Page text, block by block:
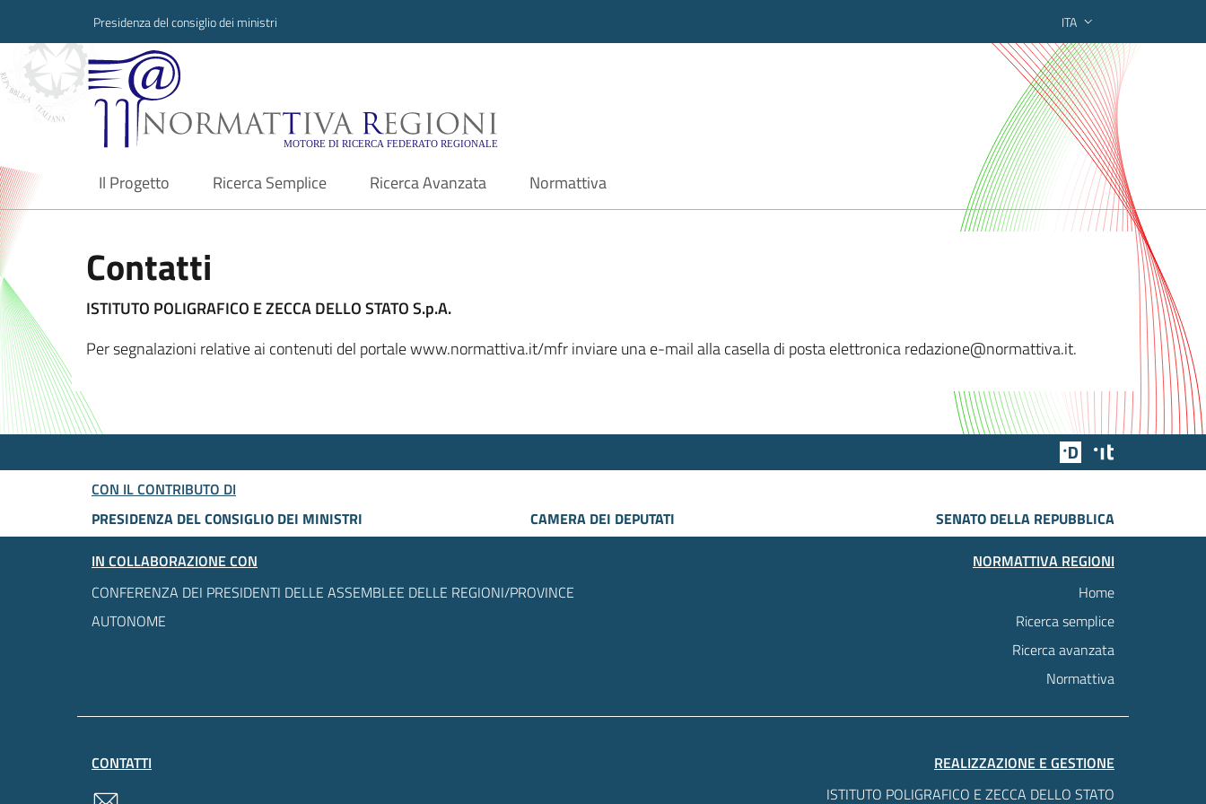
Presidenza del consiglio dei ministri ITA
Normattiva Regioni - Motore di ricerca federato regionale
Il Progetto
current Ricerca Semplice Ricerca Avanzata Normattiva
Contatti
ISTITUTO POLIGRAFICO E ZECCA DELLO STATO S.p.A.
Per segnalazioni relative ai contenuti del portale www.normattiva.it/mfr inviare una e-mail alla casella di posta elettronica redazione@normattiva.it.
Team Digitale
CON IL CONTRIBUTO DI
PRESIDENZA DEL CONSIGLIO DEI MINISTRI
CAMERA DEI DEPUTATI
SENATO DELLA REPUBBLICA
IN COLLABORAZIONE CON
CONFERENZA DEI PRESIDENTI DELLE ASSEMBLEE DELLE REGIONI/PROVINCE
AUTONOME
NORMATTIVA REGIONI
Home
Ricerca semplice
Ricerca avanzata
Normattiva
CONTATTI
REALIZZAZIONE E GESTIONE
ISTITUTO POLIGRAFICO E ZECCA DELLO STATO